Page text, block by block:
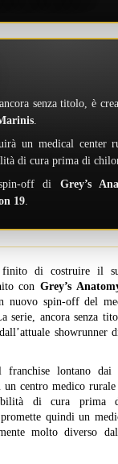
senza titolo, è
.
un medical center
di cura prima di
off di Grey’s
19.
di costruire il
con Grey’s
nuovo spin-off del
serie, ancora senza
showrunner
franchise lontano
centro medico
di cura prima
promette quindi un
molto diverso